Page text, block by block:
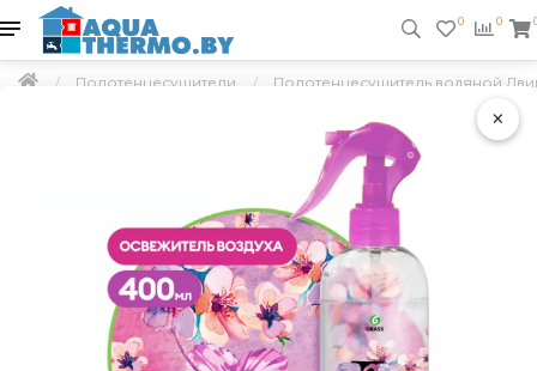
×
0 0
Полотенцесушители Полотенцесушитель водяной